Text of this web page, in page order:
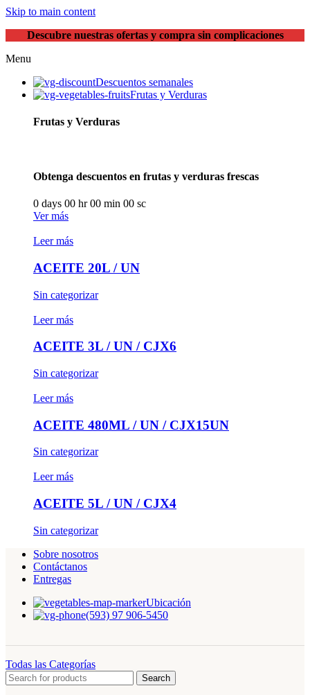
Skip to main content
Descubre nuestras ofertas y compra sin complicaciones
Menu
Descuentos semanales
Frutas y Verduras
Frutas y Verduras
Obtenga descuentos en frutas y verduras frescas
0 days 00 hr00 min 00 sc
Ver más
Leer más
ACEITE 20L / UN
Sin categorizar
Leer más
ACEITE 3L / UN / CJX6
Sin categorizar
Leer más
ACEITE 480ML / UN / CJX15UN
Sin categorizar
Leer más
ACEITE 5L / UN / CJX4
Sin categorizar
Sobre nosotros
Contáctanos
Entregas
Ubicación
(593) 97 906-5450
Todas las Categorías
Search